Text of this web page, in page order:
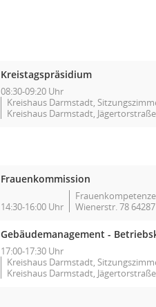
Kreistagspräsidium
08:30-09:20 Uhr
Kreishaus Darmstadt,
Kreishaus Darmstadt,
Frauenkommission
14:30-16:00 Uhr
Wienerstr. 78
Gebäudemanagement -
17:00-17:30 Uhr
Kreishaus Darmstadt,
Kreishaus Darmstadt,